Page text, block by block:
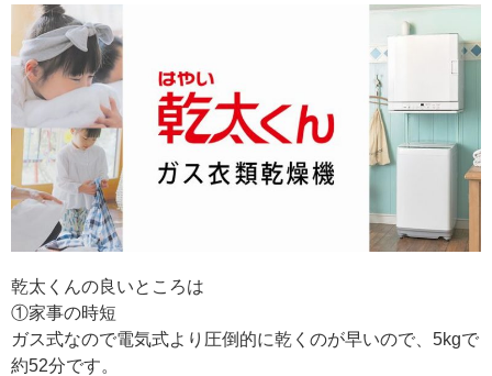
乾太くんの良いところは
①家事の時短
ガス式なので電気式より圧倒的に乾くのが早いので、5kgで
約52分です。